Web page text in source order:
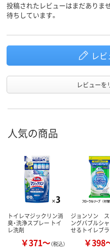
投稿されたレビューはまだありま
待ちしています。
レ
レビューを
人気の商品
トイレマジックリン消
臭・洗浄スプレー トイ
レ洗剤
￥371～（税込）
ジョンソン ス
ングバブルシ
せるトイレブ
￥398